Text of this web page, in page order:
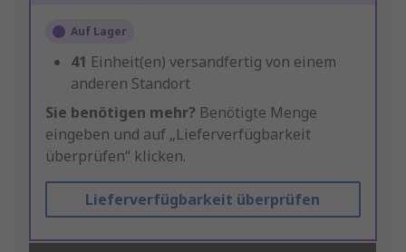
Auf Lager
41 Einheit(en) versandfertig von einem
anderen Standort
Sie benötigen mehr? Benötigte Menge
eingeben und auf „Lieferverfügbarkeit
überprüfen“ klicken.
Lieferverfügbarkeit überprüfen